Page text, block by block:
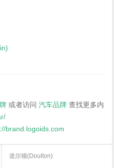
或者访问 汽车品牌 查找更多内
brand.logoids.com
道尔顿(Doulton)